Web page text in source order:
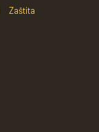
Zaštita